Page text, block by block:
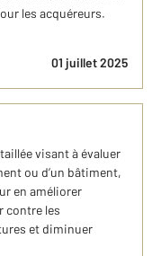
les acquéreurs.
01 juillet 2025
visant à évaluer
ou d’un bâtiment,
en améliorer
contre les
et diminuer